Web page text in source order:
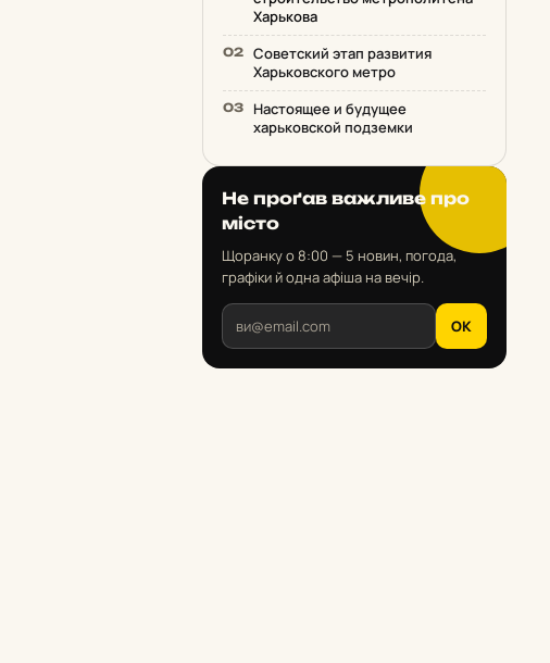
Харькова
Советский этап развития
Харьковского метро
Настоящее и будущее
харьковской подземки
Не проґав важливе про
місто
Щоранку о 8:00 — 5 новин, погода,
графіки й одна афіша на вечір.
OK